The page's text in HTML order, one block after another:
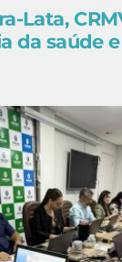
Lata,
da saúde